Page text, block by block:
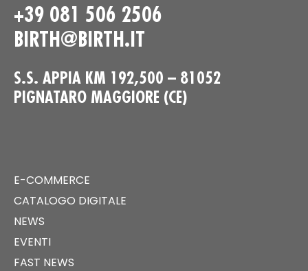
+39 081 506 2506
BIRTH@BIRTH.IT
S.S. APPIA KM 192,500 – 81052
PIGNATARO MAGGIORE (CE)
E-COMMERCE
CATALOGO DIGITALE
NEWS
EVENTI
FAST NEWS